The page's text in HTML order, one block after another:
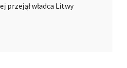
przejął władca Litwy